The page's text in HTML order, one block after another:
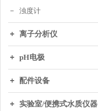
浊度计
离子分析仪
pH电极
配件设备
实验室/便携式水质仪器